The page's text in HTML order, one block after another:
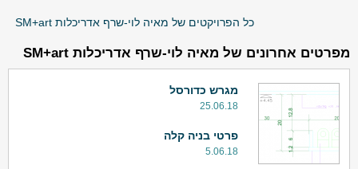
כל הפרויקטים של מאיה לוי-שרף אדריכלות SM+art
מפרטים אחרונים של מאיה לוי-שרף אדריכלות SM+art
מגרש כדורסל
25.06.18
פרטי בניה קלה
5.06.18